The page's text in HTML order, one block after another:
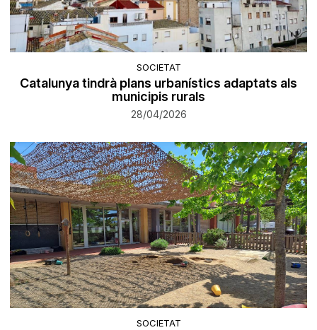
SOCIETAT
Catalunya tindrà plans urbanístics adaptats als
municipis rurals
28/04/2026
SOCIETAT